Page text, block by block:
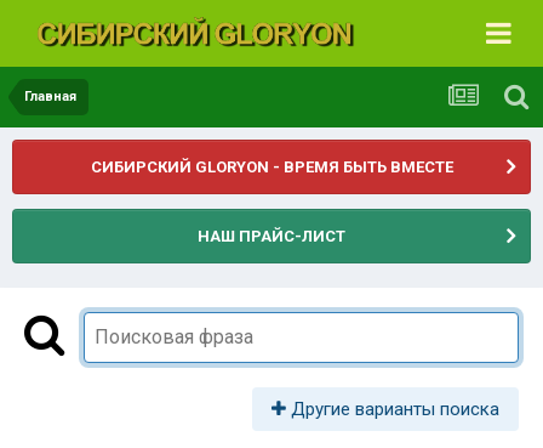
Главная
СИБИРСКИЙ GLORYON - ВРЕМЯ БЫТЬ ВМЕСТЕ
НАШ ПРАЙС-ЛИСТ
Другие варианты поиска